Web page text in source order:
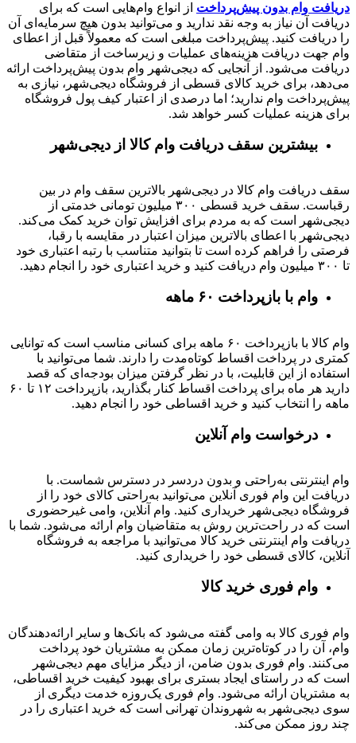
دریافت وام بدون پیش‌پرداخت از انواع وام‌هایی است که برای
دریافت آن نیاز به وجه نقد ندارید و می‌توانید بدون هیچ سرمایه‌ای آن
را دریافت کنید. پیش‌پرداخت مبلغی است که معمولاً قبل از اعطای
وام جهت دریافت هزینه‌های عملیات و زیرساخت از متقاضی
دریافت می‌شود. از آنجایی که دیجی‌شهر وام بدون پیش‌پرداخت ارائه
می‌دهد، برای خرید کالای قسطی از فروشگاه دیجی‌شهر، نیازی به
پیش‌پرداخت وام ندارید؛ اما درصدی از اعتبار کیف پول فروشگاه
برای هزینه عملیات کسر خواهد شد.
بیشترین سقف دریافت وام کالا از دیجی‌شهر
سقف دریافت وام کالا در دیجی‌شهر بالاترین سقف وام در بین
رقباست. سقف خرید قسطی ۳۰۰ میلیون تومانی خدمتی از
دیجی‌شهر است که به مردم برای افزایش توان خرید کمک می‌کند.
دیجی‌شهر با اعطای بالاترین میزان اعتبار در مقایسه با رقبا،
فرصتی را فراهم کرده است تا بتوانید متناسب با رتبه اعتباری خود
تا ۳۰۰ میلیون وام دریافت کنید و خرید اعتباری خود را انجام دهید.
وام با بازپرداخت ۶۰ ماهه
وام کالا با بازپرداخت ۶۰ ماهه برای کسانی مناسب است که توانایی
کمتری در پرداخت اقساط کوتاه‌مدت را دارند. شما می‌توانید با
استفاده از این قابلیت، با در نظر گرفتن میزان بودجه‌ای که قصد
دارید هر ماه برای پرداخت اقساط کنار بگذارید، بازپرداخت ۱۲ تا ۶۰
ماهه را انتخاب کنید و خرید اقساطی خود را انجام دهید.
درخواست وام آنلاین
وام اینترنتی به‌راحتی و بدون دردسر در دسترس شماست. با
دریافت این وام فوری آنلاین می‌توانید به‌راحتی کالای خود را از
فروشگاه دیجی‌شهر خریداری کنید. وام آنلاین، وامی غیرحضوری
است که در راحت‌ترین روش به متقاضیان وام ارائه می‌شود. شما با
دریافت وام اینترنتی خرید کالا می‌توانید با مراجعه به فروشگاه
آنلاین، کالای قسطی خود را خریداری کنید.
وام فوری خرید کالا
وام فوری کالا به وامی گفته می‌شود که بانک‌ها و سایر ارائه‌دهندگان
وام، آن را در کوتاه‌ترین زمان ممکن به مشتریان خود پرداخت
می‌کنند. وام فوری بدون ضامن، از دیگر مزایای مهم دیجی‌شهر
است که در راستای ایجاد بستری برای بهبود کیفیت خرید اقساطی،
به مشتریان ارائه می‌شود. وام فوری یک‌روزه خدمت دیگری از
سوی دیجی‌شهر به شهروندان تهرانی است که خرید اعتباری را در
چند روز ممکن می‌کند.